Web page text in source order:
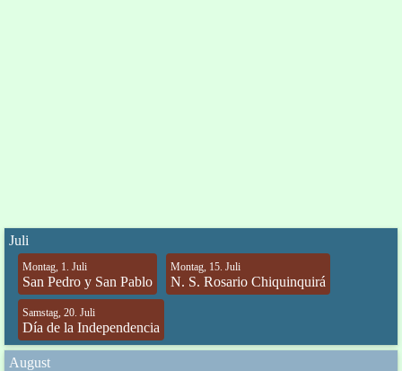
Juli
Montag, 1. Juli
San Pedro y San Pablo
Montag, 15. Juli
N. S. Rosario Chiquinquirá
Samstag, 20. Juli
Día de la Independencia
August